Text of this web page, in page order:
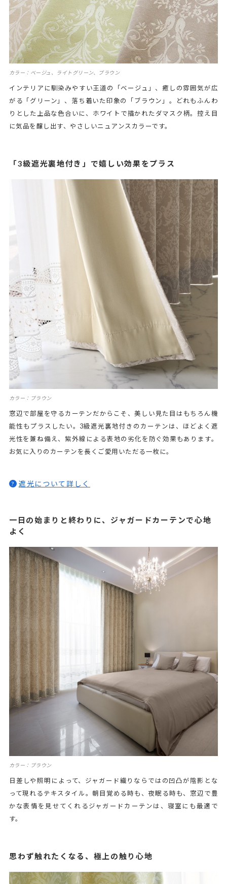
カラー：ベージュ、ライトグリーン、ブラウン
インテリアに馴染みやすい王道の「ベージュ」、癒しの雰囲気が広
がる「グリーン」、落ち着いた印象の「ブラウン」。どれもふんわ
りとした上品な色合いに、ホワイトで描かれたダマスク柄。控え目
に気品を醸し出す、やさしいニュアンスカラーです。
「3級遮光裏地付き」で嬉しい効果をプラス
カラー：ブラウン
窓辺で部屋を守るカーテンだからこそ、美しい見た目はもちろん機
能性もプラスしたい。3級遮光裏地付きのカーテンは、ほどよく遮
光性を兼ね備え、紫外線による表地の劣化を防ぐ効果もあります。
お気に入りのカーテンを長くご愛用いただる一枚に。
? 遮光について詳しく
一日の始まりと終わりに、ジャガードカーテンで心地
よく
カラー：ブラウン
日差しや照明によって、ジャガード織りならではの凹凸が陰影とな
って現れるテキスタイル。朝目覚める時も、夜眠る時も、窓辺で豊
かな表情を見せてくれるジャガードカーテンは、寝室にも最適で
す。
思わず触れたくなる、極上の触り心地